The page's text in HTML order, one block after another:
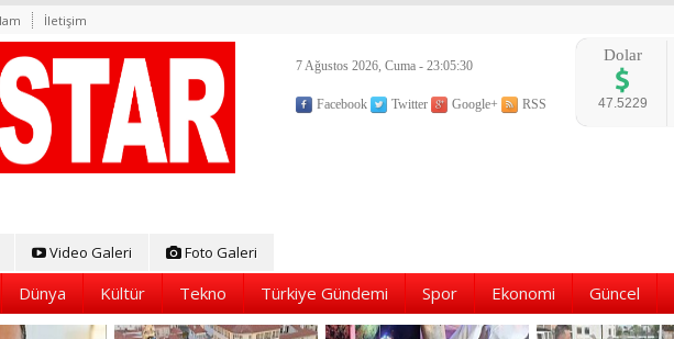
İletişim
7 Ağustos 2026, Cuma - 23:05:31
Facebook Twitter Google+ RSS
Dolar
47.5229
Video Galeri Foto Galeri
Dünya Kültür Tekno Türkiye Gündemi Spor Ekonomi Güncel